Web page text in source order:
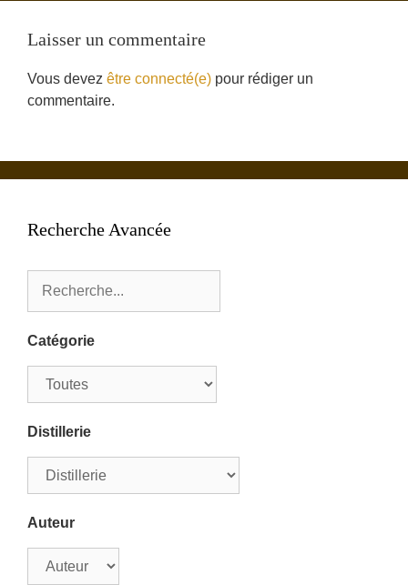
Laisser un commentaire
Vous devez être connecté(e) pour rédiger un
commentaire.
Recherche Avancée
Catégorie
Distillerie
Auteur